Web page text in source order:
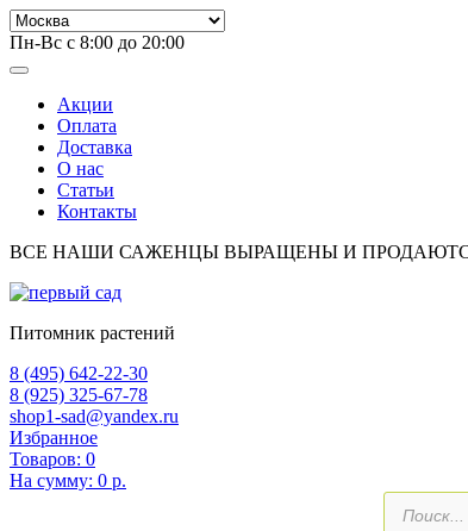
Пн-Вс с 8:00 до 20:00
Акции
Оплата
Доставка
О нас
Статьи
Контакты
ВСЕ НАШИ САЖЕНЦЫ ВЫРАЩЕНЫ И
Питомник растений
8 (495) 642-22-30
8 (925) 325-67-78
shop1-sad@yandex.ru
Избранное
Товаров: 0
На сумму: 0 р.
Поиск
товаров